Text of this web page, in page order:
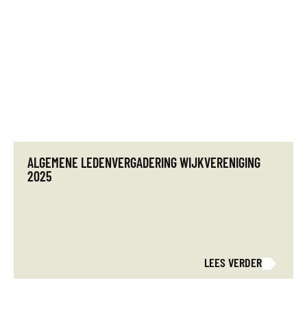
ALGEMENE LEDENVERGADERING WIJKVERENIGING
2025
LEES VERDER